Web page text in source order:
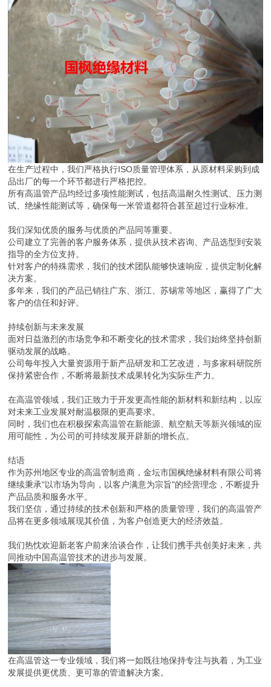
在生产过程中，我们严格执行ISO质量管理体系，从原材料采购到成
品出厂的每一个环节都进行严格把控。
所有高温管产品均经过多项性能测试，包括高温耐久性测试、压力测
试、绝缘性能测试等，确保每一米管道都符合甚至超过行业标准。
我们深知优质的服务与优质的产品同等重要。
公司建立了完善的客户服务体系，提供从技术咨询、产品选型到安装
指导的全方位支持。
针对客户的特殊需求，我们的技术团队能够快速响应，提供定制化解
决方案。
多年来，我们的产品已销往广东、浙江、苏锡常等地区，赢得了广大
客户的信任和好评。
持续创新与未来发展
面对日益激烈的市场竞争和不断变化的技术需求，我们始终坚持创新
驱动发展的战略。
公司每年投入大量资源用于新产品研发和工艺改进，与多家科研院所
保持紧密合作，不断将最新技术成果转化为实际生产力。
在高温管领域，我们正致力于开发更高性能的新材料和新结构，以应
对未来工业发展对耐温极限的更高要求。
同时，我们也在积极探索高温管在新能源、航空航天等新兴领域的应
用可能性，为公司的可持续发展开辟新的增长点。
结语
作为苏州地区专业的高温管制造商，金坛市国枫绝缘材料有限公司将
继续秉承"以市场为导向，以客户满意为宗旨"的经营理念，不断提升
产品品质和服务水平。
我们坚信，通过持续的技术创新和严格的质量管理，我们的高温管产
品将在更多领域展现其价值，为客户创造更大的经济效益。
我们热忱欢迎新老客户前来洽谈合作，让我们携手共创美好未来，共
同推动中国高温管技术的进步与发展。
在高温管这一专业领域，我们将一如既往地保持专注与执着，为工业
发展提供更优质、更可靠的管道解决方案。